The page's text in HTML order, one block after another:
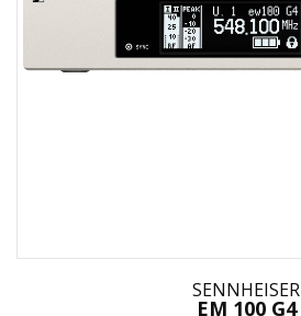
SENNHEISER
EM 100 G4